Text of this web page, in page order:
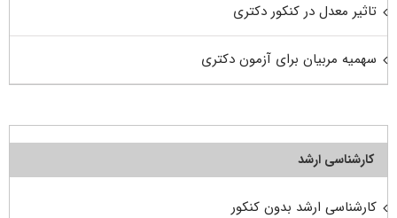
تاثیر معدل در کنکور دکتری
سهمیه مربیان برای آزمون دکتری
کارشناسی ارشد
کارشناسی ارشد بدون کنکور